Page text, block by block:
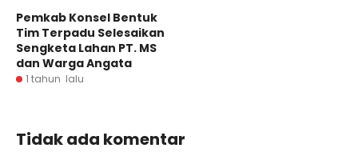
Pemkab Konsel Bentuk
Tim Terpadu Selesaikan
Sengketa Lahan PT. MS
dan Warga Angata
1 tahun lalu
Tidak ada komentar